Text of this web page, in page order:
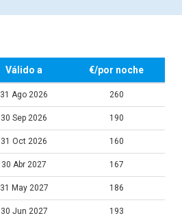
Válido a €/por noche
31 Ago 2026 260
30 Sep 2026 190
31 Oct 2026 160
30 Abr 2027 167
31 May 2027 186
30 Jun 2027 193